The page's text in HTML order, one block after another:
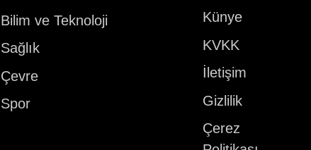
Bilim ve Teknoloji
Sağlık
Çevre
Spor
Künye
KVKK
İletişim
Gizlilik
Çerez